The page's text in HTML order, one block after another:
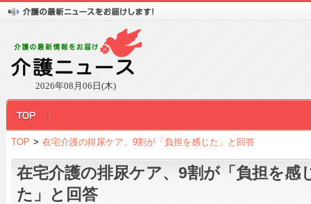
2026年08月06日(木)
TOP > 在宅介護の排尿ケア、9割が「負担を感じた」と回答
在宅介護の排尿ケア、9割が「負担を感
た」と回答